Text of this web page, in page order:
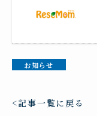
お知らせ
記事一覧に戻る